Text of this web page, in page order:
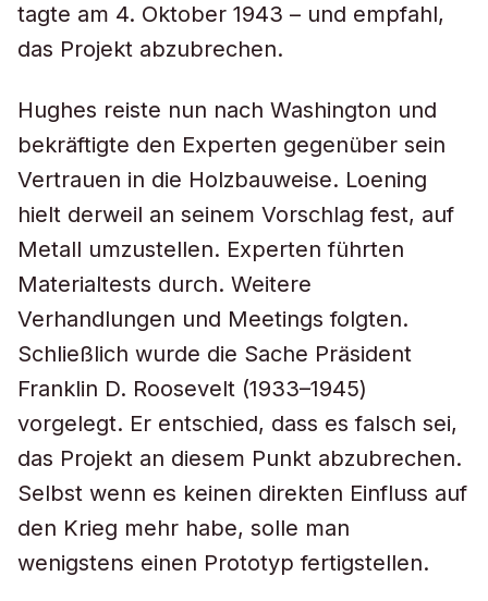
tagte am 4. Oktober 1943 – und empfahl,
das Projekt abzubrechen.
Hughes reiste nun nach Washington und
bekräftigte den Experten gegenüber sein
Vertrauen in die Holzbauweise. Loening
hielt derweil an seinem Vorschlag fest, auf
Metall umzustellen. Experten führten
Materialtests durch. Weitere
Verhandlungen und Meetings folgten.
Schließlich wurde die Sache Präsident
Franklin D. Roosevelt (1933–1945)
vorgelegt. Er entschied, dass es falsch sei,
das Projekt an diesem Punkt abzubrechen.
Selbst wenn es keinen direkten Einfluss auf
den Krieg mehr habe, solle man
wenigstens einen Prototyp fertigstellen.